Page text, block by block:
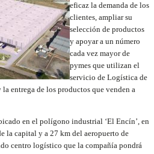
eficaz la demanda de los
clientes, ampliar su
selección de productos
y apoyar a un número
cada vez mayor de
pymes que utilizan el
servicio de Logística de
entrega de los productos que venden a
en el polígono industrial ‘El Encín’, en
la capital y a 27 km del aeropuerto de
centro logístico que la compañía pondrá